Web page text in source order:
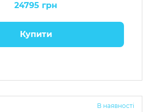
24795 грн
Купити
В наявності